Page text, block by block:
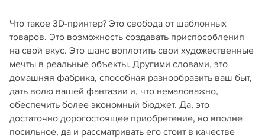
Что такое 3D-принтер? Это свобода от шаблонных
товаров. Это возможность создавать приспособления
на свой вкус. Это шанс воплотить свои художественные
мечты в реальные объекты. Другими словами, это
домашняя фабрика, способная разнообразить ваш быт,
дать волю вашей фантазии и, что немаловажно,
обеспечить более экономный бюджет. Да, это
достаточно дорогостоящее приобретение, но вполне
посильное, да и рассматривать его стоит в качестве